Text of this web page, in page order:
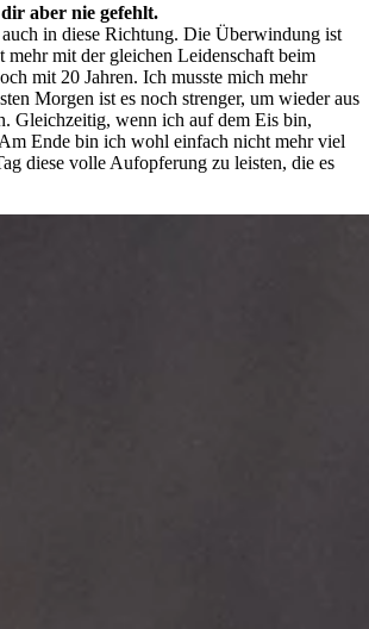
aber nie gefehlt.
in diese Richtung. Die Überwindung ist
mehr mit der gleichen Leidenschaft beim
mit 20 Jahren. Ich musste mich mehr
Morgen ist es noch strenger, um wieder aus
Gleichzeitig, wenn ich auf dem Eis bin,
Ende bin ich wohl einfach nicht mehr viel
diese volle Aufopferung zu leisten, die es